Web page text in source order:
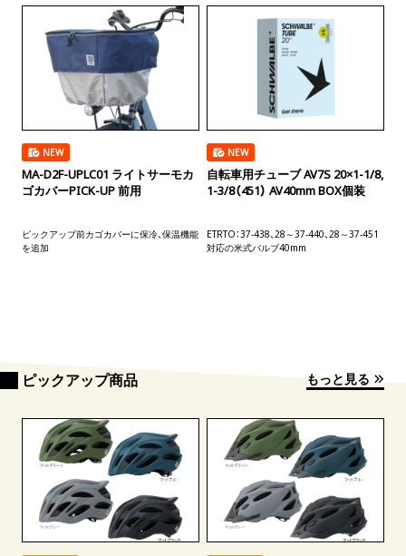
NEW
MA-D2F-UPLC01 ライトサーモカ
ゴカバーPICK-UP 前用
ピックアップ前カゴカバーに保冷、保温機能
を追加
NEW
自転車用チューブ AV7S 20×1-1/8,
1-3/8（451） AV40mm BOX個装
ETRTO：37-438、28～37-440、28～37-451
対応の米式バルブ40mm
ピックアップ商品 もっと見る